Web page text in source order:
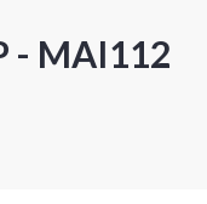
- MAI112